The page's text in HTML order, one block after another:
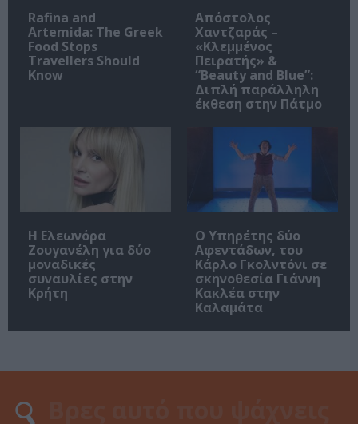
Rafina and
Artemida: The Greek
Food Stops
Travellers Should
Know
Απόστολος
Χαντζαράς –
«Κλεμμένος
Πειρατής» &
“Beauty and Blue”:
Διπλή παράλληλη
έκθεση στην Πάτμο
Η Ελεωνόρα
Ζουγανέλη για δύο
μοναδικές
συναυλίες στην
Κρήτη
Ο Υπηρέτης δύο
Αφεντάδων, του
Κάρλο Γκολντόνι σε
σκηνοθεσία Γιάννη
Κακλέα στην
Καλαμάτα